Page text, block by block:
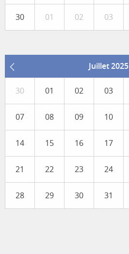
30 01 02 03
Juillet 2025
30 01 02 03
07 08 09 10
14 15 16 17
21 22 23 24
28 29 30 31